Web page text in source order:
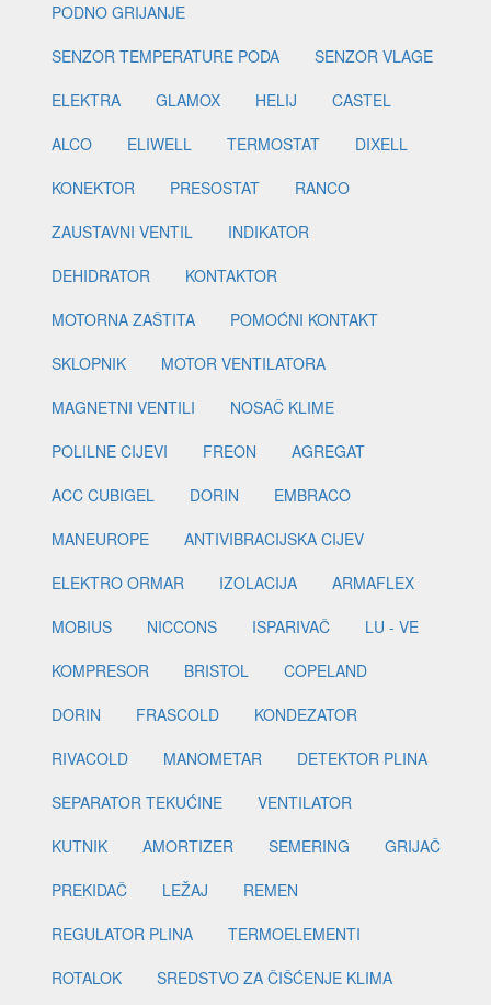
PODNO GRIJANJE
SENZOR TEMPERATURE PODA
SENZOR VLAGE
ELEKTRA
GLAMOX HELIJ
CASTEL
ALCO
ELIWELL TERMOSTAT
DIXELL
KONEKTOR
PRESOSTAT
RANCO
ZAUSTAVNI VENTIL
INDIKATOR
DEHIDRATOR
KONTAKTOR
MOTORNA ZAŠTITA
POMOĆNI KONTAKT
SKLOPNIK
MOTOR VENTILATORA
MAGNETNI VENTILI
NOSAČ KLIME
POLILNE CIJEVI
FREON
AGREGAT
ACC CUBIGEL
DORIN
EMBRACO
MANEUROPE
ANTIVIBRACIJSKA CIJEV
ELEKTRO ORMAR
IZOLACIJA
ARMAFLEX
MOBIUS
NICCONS ISPARIVAČ
LU - VE
KOMPRESOR
BRISTOL
COPELAND
DORIN
FRASCOLD
KONDEZATOR
RIVACOLD
MANOMETAR
DETEKTOR PLINA
SEPARATOR TEKUĆINE
VENTILATOR
KUTNIK
AMORTIZER SEMERING
GRIJAČ
PREKIDAČ
LEŽAJ
REMEN
REGULATOR PLINA
TERMOELEMENTI
ROTALOK
SREDSTVO ZA ČIŠĆENJE KLIMA